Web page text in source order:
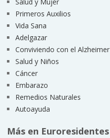
Primeros Auxilios
Vida Sana
Adelgazar
Conviviendo con el Alzheimer
Salud y Niños
Cáncer
Embarazo
Remedios Naturales
Autoayuda
Más en Euroresidentes